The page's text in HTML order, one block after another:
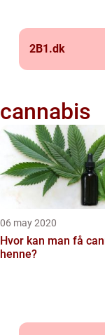
2B1.dk
cannabis
06 may 2020
Hvor kan man få
henne?